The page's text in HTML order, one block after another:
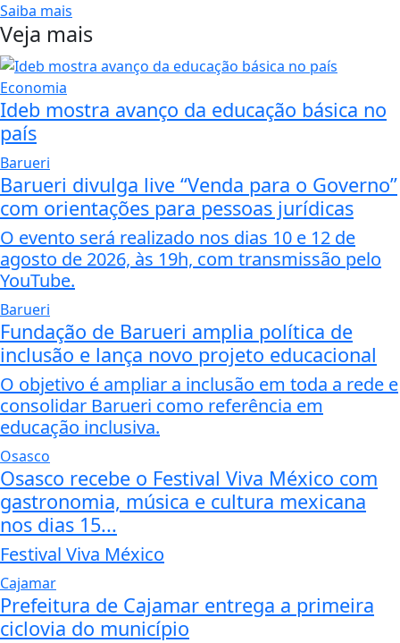
Saiba mais
Veja mais
Economia
Ideb mostra avanço da educação básica no
país
Barueri
Barueri divulga live “Venda para o Governo”
com orientações para pessoas jurídicas
O evento será realizado nos dias 10 e 12 de
agosto de 2026, às 19h, com transmissão pelo
YouTube.
Barueri
Fundação de Barueri amplia política de
inclusão e lança novo projeto educacional
O objetivo é ampliar a inclusão em toda a rede e
consolidar Barueri como referência em
educação inclusiva.
Osasco
Osasco recebe o Festival Viva México com
gastronomia, música e cultura mexicana
nos dias 15...
Festival Viva México
Cajamar
Prefeitura de Cajamar entrega a primeira
ciclovia do município